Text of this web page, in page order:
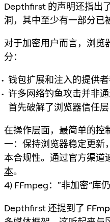
Depthfirst 的声明还指出
洞，其中至少有一部分已
对于加密用户而言，浏览
分：
钱包扩展和注入的提供者
许多网络钓鱼攻击并非
首先破解了浏览器信任
在操作层面，最简单的控
一：保持浏览器稳定更新
本合规性。通过官方渠道
本。
4) FFmpeg：“非加密”库
Depthfirst 还提到了